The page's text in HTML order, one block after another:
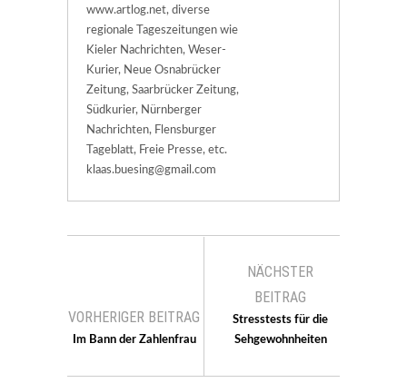
www.artlog.net, diverse
regionale Tageszeitungen wie
Kieler Nachrichten, Weser-
Kurier, Neue Osnabrücker
Zeitung, Saarbrücker Zeitung,
Südkurier, Nürnberger
Nachrichten, Flensburger
Tageblatt, Freie Presse, etc.
klaas.buesing@gmail.com
VORHERIGER BEITRAG
Im Bann der Zahlenfrau
NÄCHSTER
BEITRAG
Stresstests für die
Sehgewohnheiten